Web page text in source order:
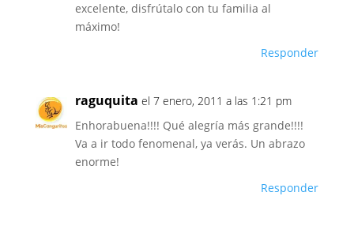
excelente, disfrútalo con tu familia al
máximo!
Responder
raguquita el 7 enero, 2011 a las 1:21 pm
Enhorabuena!!!! Qué alegría más grande!!!!
Va a ir todo fenomenal, ya verás. Un abrazo
enorme!
Responder